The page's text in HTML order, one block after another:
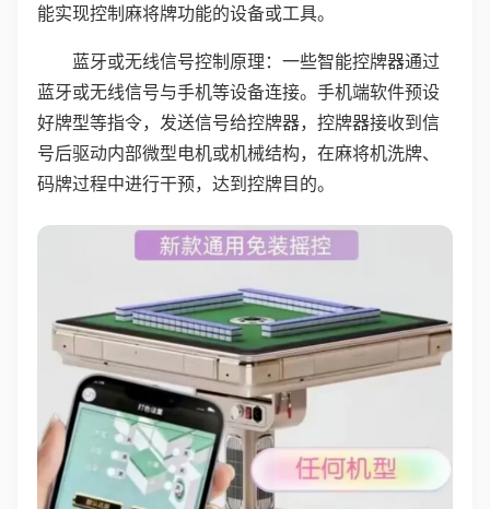
能实现控制麻将牌功能的设备或工具。
蓝牙或无线信号控制原理：一些智能控牌器通过
蓝牙或无线信号与手机等设备连接。手机端软件预设
好牌型等指令，发送信号给控牌器，控牌器接收到信
号后驱动内部微型电机或机械结构，在麻将机洗牌、
码牌过程中进行干预，达到控牌目的。